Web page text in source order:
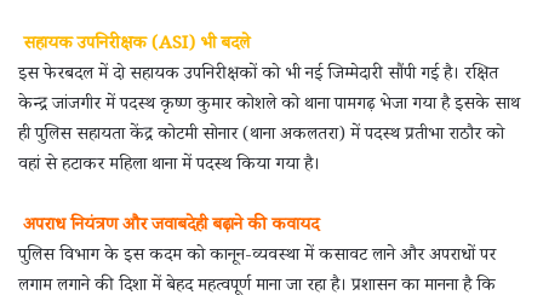
सहायक उपनिरीक्षक (ASI) भी बदले
इस फेरबदल में दो सहायक उपनिरीक्षकों को भी नई जिम्मेदारी सौंपी गई है। रक्षित
केन्द्र जांजगीर में पदस्थ कृष्ण कुमार कोशले को थाना पामगढ़ भेजा गया है इसके साथ
ही पुलिस सहायता केंद्र कोटमी सोनार (थाना अकलतरा) में पदस्थ प्रतीभा राठौर को
वहां से हटाकर महिला थाना में पदस्थ किया गया है।
अपराध नियंत्रण और जवाबदेही बढ़ाने की कवायद
पुलिस विभाग के इस कदम को कानून-व्यवस्था में कसावट लाने और अपराधों पर
लगाम लगाने की दिशा में बेहद महत्वपूर्ण माना जा रहा है। प्रशासन का मानना है कि